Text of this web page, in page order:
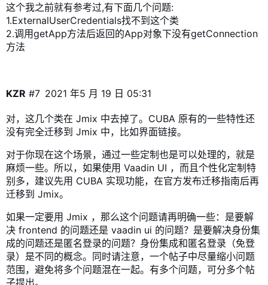
这个我之前就有参考过,有下面几个问题:
1.ExternalUserCredentials找不到这个类
2.调用getApp方法后返回的App对象下没有getConnection
方法
KZR 2021 年5 月 19 日 05:31
#7
对，这几个类在 Jmix 中去掉了。CUBA 原有的一些特性还
没有完全迁移到 Jmix 中，比如界面链接。
对于你现在这个场景，通过一些定制也是可以处理的，就是
麻烦一些。所以，如果使用 Vaadin UI ，而且个性化定制特
别多，建议先用 CUBA 实现功能，在官方发布迁移指南后再
迁移到 Jmix。
如果一定要用 Jmix ，那么这个问题请再明确一些：是要解
决 frontend 的问题还是 vaadin ui 的问题？是要解决身份集
成的问题还是匿名登录的问题？身份集成和匿名登录（免登
录）是不同的概念。同时请注意，一个帖子中尽量缩小问题
范围，避免将多个问题混在一起。有多个问题，可分多个帖
子提出。